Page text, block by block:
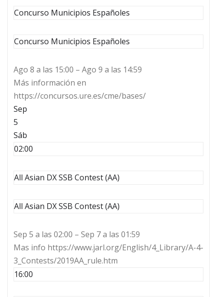
Concurso Municipios Españoles
Concurso Municipios Españoles
Ago 8 a las 15:00 – Ago 9 a las 14:59
Más información en
https://concursos.ure.es/cme/bases/
Sep
5
Sáb
02:00
All Asian DX SSB Contest (AA)
All Asian DX SSB Contest (AA)
Sep 5 a las 02:00 – Sep 7 a las 01:59
Mas info https://www.jarl.org/English/4_Library/A-4-
3_Contests/2019AA_rule.htm
16:00